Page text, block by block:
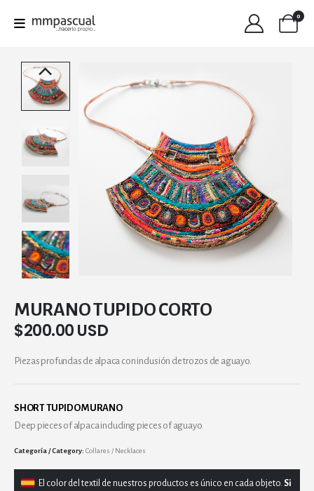
0
MURANO TUPIDO CORTO
$200.00 USD
Piezas profundas de alpaca con inclusión de trozos de aguayo.
SHORT TUPIDO MURANO
Deep pieces of alpaca including pieces of aguayo.
Category: Collares / Necklaces
El color del textil de nuestros productos es único en cada objeto. Si